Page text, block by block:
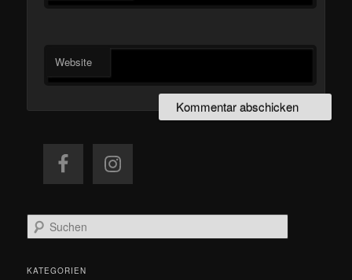
Website
u
h
KATEGORIEN